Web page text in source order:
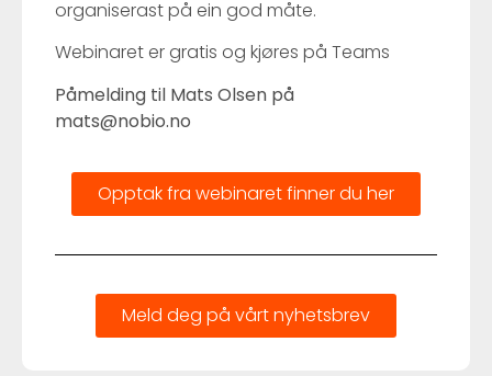
organiserast på ein god måte.
Webinaret er gratis og kjøres på Teams
Påmelding til Mats Olsen på
mats@nobio.no
Opptak fra webinaret finner du her
Meld deg på vårt nyhetsbrev